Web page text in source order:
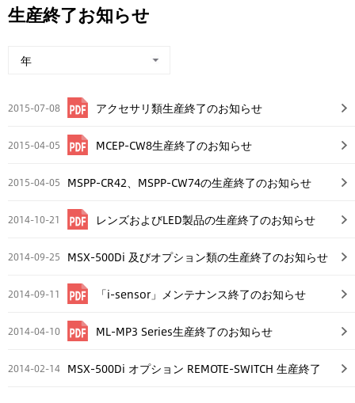
生産終了お知らせ
2015-07-08 アクセサリ類生産終了のお知らせ
2015-04-05 MCEP-CW8生産終了のお知らせ
2015-04-05 MSPP-CR42、MSPP-CW74の生産終了のお知らせ
2014-10-21 レンズおよびLED製品の生産終了のお知らせ
2014-09-25 MSX-500Di 及びオプション類の生産終了のお知らせ
2014-09-11 「i-sensor」メンテナンス終了のお知らせ
2014-04-10 ML-MP3 Series生産終了のお知らせ
2014-02-14 MSX-500Di オプション REMOTE-SWITCH 生産終了